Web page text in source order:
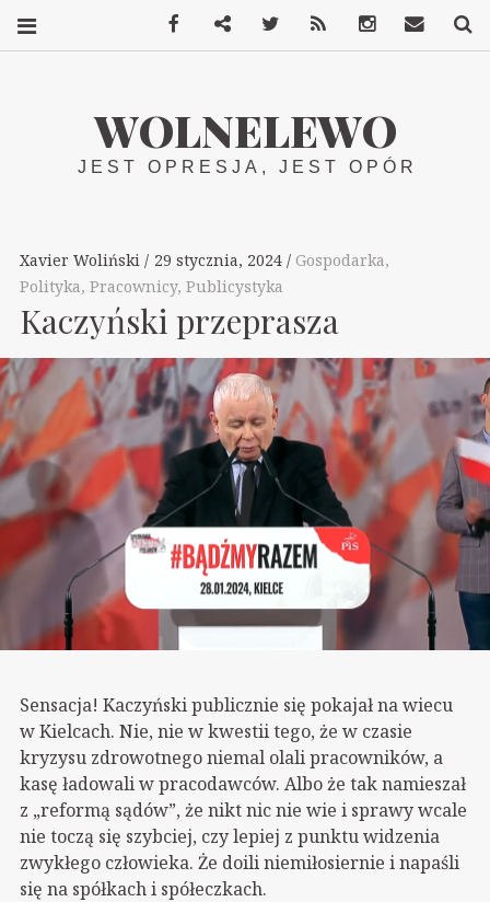
WOLNELEWO
JEST OPRESJA, JEST OPÓR
Xavier Woliński 29 stycznia, 2024 Gospodarka,
Polityka, Pracownicy, Publicystyka
Kaczyński przeprasza
Sensacja! Kaczyński publicznie się pokajał na wiecu
w Kielcach. Nie, nie w kwestii tego, że w czasie
kryzysu zdrowotnego niemal olali pracowników, a
kasę ładowali w pracodawców. Albo że tak namieszał
z „reformą sądów”, że nikt nic nie wie i sprawy wcale
nie toczą się szybciej, czy lepiej z punktu widzenia
zwykłego człowieka. Że doili niemiłosiernie i napaśli
się na spółkach i spółeczkach.
FacebookMastodonTwitter InstagramKontakt